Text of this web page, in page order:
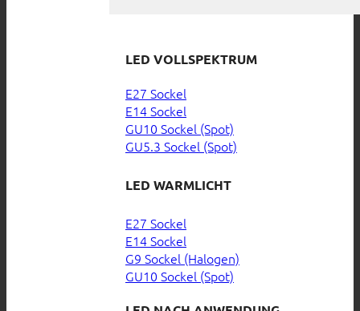
LED VOLLSPEKTRUM
E27 Sockel
E14 Sockel
GU10 Sockel (Spot)
GU5.3 Sockel (Spot)
LED WARMLICHT
E27 Sockel
E14 Sockel
G9 Sockel (Halogen)
GU10 Sockel (Spot)